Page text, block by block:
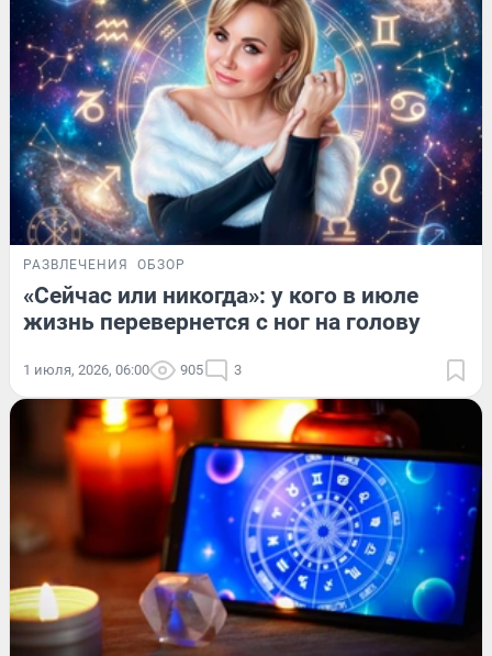
РАЗВЛЕЧЕНИЯ ОБЗОР
«Сейчас или никогда»: у кого в июле
жизнь перевернется с ног на голову
1 июля, 2026, 06:00 905 3